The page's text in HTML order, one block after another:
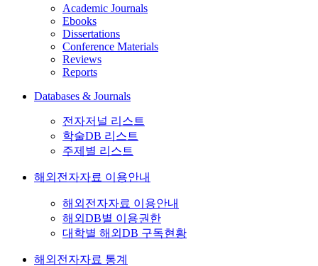
Academic Journals
Ebooks
Dissertations
Conference Materials
Reviews
Reports
Databases & Journals
전자저널 리스트
학술DB 리스트
주제별 리스트
해외전자자료 이용안내
해외전자자료 이용안내
해외DB별 이용권한
대학별 해외DB 구독현황
해외전자자료 통계